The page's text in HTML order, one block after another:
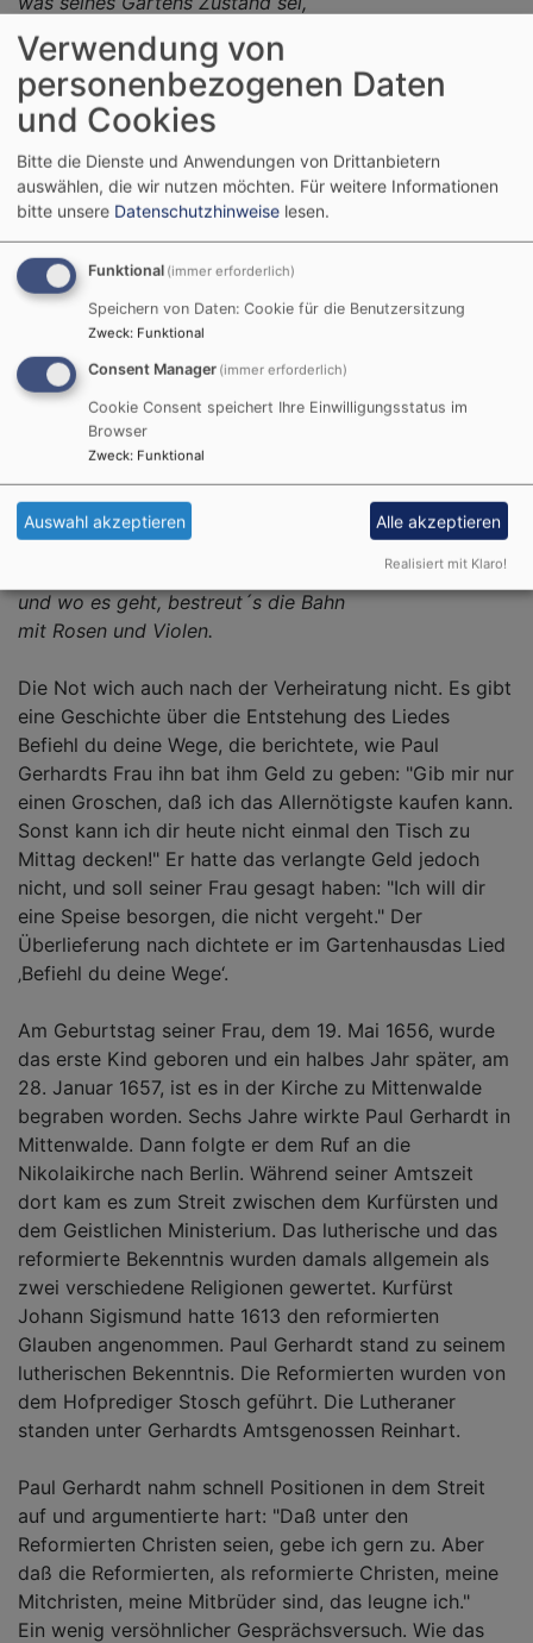
was seine Reislein machen.
Und wenn denn unterweilen will
ein rauhes Lüftlein wehen,
ist er bald da, setzt Maß und Ziel,
Wenn er betrübt, ist gut gemeint,
er stellt sich hart und ist doch Freund
O selig, der, wenn´s Gott gefällt,
ein Wölklein einzuführen,
ein treues, fröhlich Herz behält,
läßt keinen Unmut spüren.
Ein Wölklein geht ja bald vorbei;
es währt ein Stündlein oder zwei,
so kommt die Sonne wieder.
So gehet nun mit Freuden ein
zu eurem Stand und Orden:
der Weg wird ohne Schaden sein,
der euch gezeiget worden.
und wo es geht, bestreut´s die Bahn
mit Rosen und Violen.
Die Not wich auch nach der Verheiratung nicht. Es gibt
eine Geschichte über die Entstehung des Liedes
Befiehl du deine Wege, die berichtete, wie Paul
Gerhardts Frau ihn bat ihm Geld zu geben: "Gib mir nur
einen Groschen, daß ich das Allernötigste kaufen kann.
Sonst kann ich dir heute nicht einmal den Tisch zu
Mittag decken!" Er hatte das verlangte Geld jedoch
nicht, und soll seiner Frau gesagt haben: "Ich will dir
eine Speise besorgen, die nicht vergeht." Der
Überlieferung nach dichtete er im Gartenhausdas Lied
‚Befiehl du deine Wege‘.
Am Geburtstag seiner Frau, dem 19. Mai 1656, wurde
das erste Kind geboren und ein halbes Jahr später, am
28. Januar 1657, ist es in der Kirche zu Mittenwalde
begraben worden. Sechs Jahre wirkte Paul Gerhardt in
Mittenwalde. Dann folgte er dem Ruf an die
Nikolaikirche nach Berlin. Während seiner Amtszeit
dort kam es zum Streit zwischen dem Kurfürsten und
dem Geistlichen Ministerium. Das lutherische und das
reformierte Bekenntnis wurden damals allgemein als
zwei verschiedene Religionen gewertet. Kurfürst
Johann Sigismund hatte 1613 den reformierten
Glauben angenommen. Paul Gerhardt stand zu seinem
lutherischen Bekenntnis. Die Reformierten wurden von
dem Hofprediger Stosch geführt. Die Lutheraner
standen unter Gerhardts Amtsgenossen Reinhart.
Paul Gerhardt nahm schnell Positionen in dem Streit
auf und argumentierte hart: "Daß unter den
Reformierten Christen seien, gebe ich gern zu. Aber
daß die Reformierten, als reformierte Christen, meine
Mitchristen, meine Mitbrüder sind, das leugne ich."
Ein wenig versöhnlicher Gesprächsversuch. Wie das
Verwendung von
personenbezogenen Daten
und Cookies
Bitte die Dienste und Anwendungen von Drittanbietern
auswählen, die wir nutzen möchten. Für weitere Informationen
bitte unsere Datenschutzhinweise lesen.
Funktional (immer erforderlich)
Speichern von Daten: Cookie für die Benutzersitzung
Zweck: Funktional
Consent Manager (immer erforderlich)
Cookie Consent speichert Ihre Einwilligungsstatus im
Browser
Zweck: Funktional
Auswahl akzeptieren Alle akzeptieren
Realisiert mit Klaro!